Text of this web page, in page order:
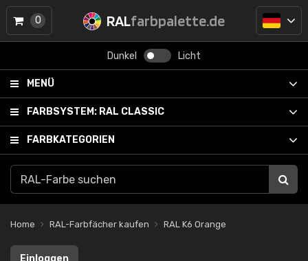
RALfarbpalette.de
Dunkel Licht
MENÜ
FARBSYSTEM: RAL CLASSIC
FARBKATEGORIEN
0
Home RAL-Farbfächer kaufen RAL K6 Orange
Einloggen